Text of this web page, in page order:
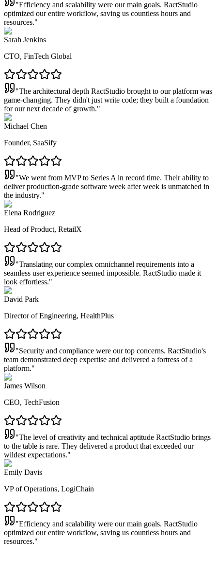
"Efficiency and scalability were our main goals. RactStudio
optimized our entire workflow, saving us countless hours and
resources."
Sarah Jenkins
CTO, FinTech Global
"The architectural depth RactStudio brought to our platform was
game-changing. They didn't just write code; they built a foundation
for our next decade of growth."
Michael Chen
Founder, SaaSify
"We went from MVP to Series A in record time. Their ability to
deliver production-grade software week after week is unmatched in
the industry."
Elena Rodriguez
Head of Product, RetailX
"Translating our complex omnichannel requirements into a
seamless user experience seemed impossible. RactStudio made it
look effortless."
David Park
Director of Engineering, HealthPlus
"Security and compliance were our top concerns. RactStudio's
team demonstrated deep expertise and delivered a fortress of a
platform."
James Wilson
CEO, TechFusion
"The level of creativity and technical aptitude RactStudio brings
to the table is rare. They delivered a product that exceeded our
wildest expectations."
Emily Davis
VP of Operations, LogiChain
"Efficiency and scalability were our main goals. RactStudio
optimized our entire workflow, saving us countless hours and
resources."